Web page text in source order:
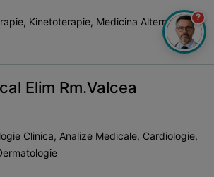
Kinetoterapie, Medicina Alternativa,
Elim Rm.Valcea
Clinica, Analize Medicale, Cardiologie,
?